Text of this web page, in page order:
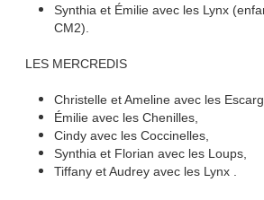
Synthia et Émilie avec les Lynx
CM2).
LES MERCREDIS
Christelle et Ameline avec les
Émilie avec les Chenilles,
Cindy avec les Coccinelles,
Synthia et Florian avec les Loups,
Tiffany et Audrey avec les Lynx .